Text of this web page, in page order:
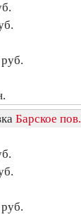
Барское пов.